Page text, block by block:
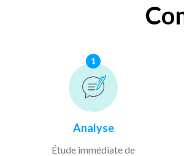
1
Analyse
Étude immédiate de